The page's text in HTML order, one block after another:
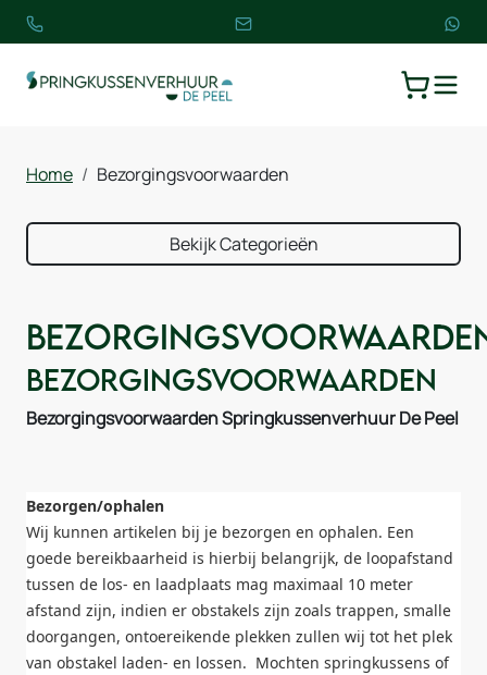
Home Bezorgingsvoorwaarden
Bekijk Categorieën
Bezorgingsvoorwaarden
Bezorgingsvoorwaarden Springkussenverhuur De Peel
Bezorgen/ophalen
Wij kunnen artikelen bij je bezorgen en ophalen. Een
goede bereikbaarheid is hierbij belangrijk, de loopafstand
tussen de los- en laadplaats mag maximaal 10 meter
afstand zijn, indien er obstakels zijn zoals trappen, smalle
doorgangen, ontoereikende plekken zullen wij tot het plek
van obstakel laden- en lossen. Mochten springkussens of